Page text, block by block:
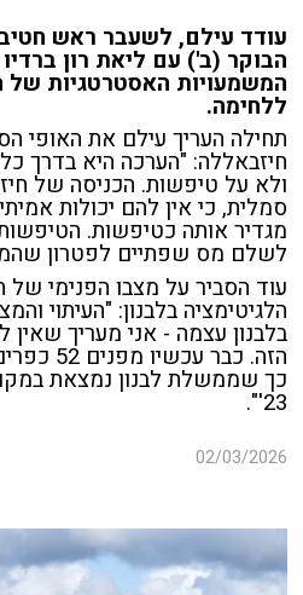
עודד עילם, לשעבר ראש
המשמעויות האסטרטגיות
ללחימה.
תחילה העריך עילם את האופי
חיזבאללה: "הערכה היא בדרך
ולא על טיפשות. הכניסה של
סמלית, כי אין להם יכולות
מגדיר אותה כטיפשות.
לשלם מס שפתיים לפטרון
עוד הסביר על מצבו הפנימי של
הלגיטימציה בלבנון: "העיתוי
בלבנון עצמה - אני מעריך
הזה.
כך שממשלת לבנון נמצאת
23'".
02/03/2026